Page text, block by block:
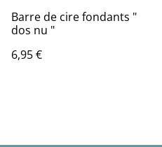
Barre de cire fondants "
dos nu "
6,95 €